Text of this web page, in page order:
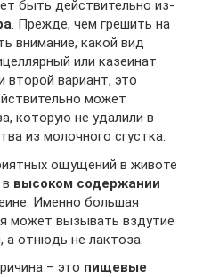
быть действительно из-
. Прежде, чем грешить на
внимание, какой вид
или казеинат
второй вариант, это
может
которую не удалили в
из молочного сгустка.
ощущений в животе
высоком содержании
Именно большая
может вызывать вздутие
а отнюдь не лактоза.
– это пищевые